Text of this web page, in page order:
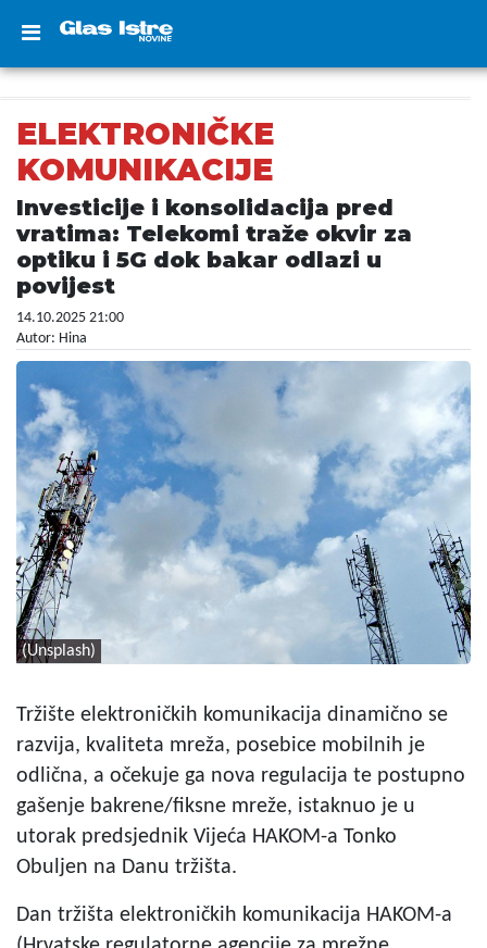
ELEKTRONIČKE
KOMUNIKACIJE
Investicije i konsolidacija pred
vratima: Telekomi traže okvir za
optiku i 5G dok bakar odlazi u
povijest
14.10.2025 21:00
Autor: Hina
(Unsplash)
Tržište elektroničkih komunikacija dinamično se
razvija, kvaliteta mreža, posebice mobilnih je
odlična, a očekuje ga nova regulacija te postupno
gašenje bakrene/fiksne mreže, istaknuo je u
utorak predsjednik Vijeća HAKOM-a Tonko
Obuljen na Danu tržišta.
Dan tržišta elektroničkih komunikacija HAKOM-a